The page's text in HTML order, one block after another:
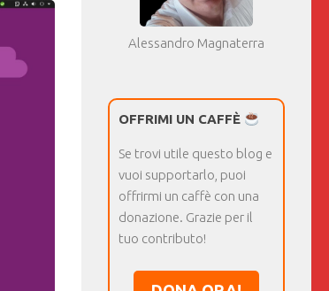
Alessandro Magnaterra
OFFRIMI UN CAFFÈ
Se trovi utile questo blog e
vuoi supportarlo, puoi
offrirmi un caffè con una
donazione. Grazie per il
tuo contributo!